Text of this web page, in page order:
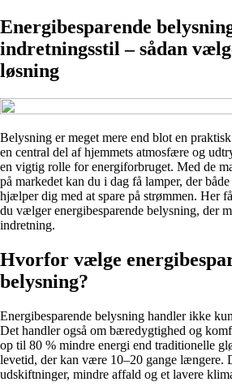
Energibesparende
indretningsstil – sådan
løsning
Belysning er meget mere end blot en
en central del af hjemmets atmosfære og
en vigtig rolle for energiforbruget. Med de
på markedet kan du i dag få lamper, der
hjælper dig med at spare på strømmen. Her
du vælger energibesparende belysning, der
indretning.
Hvorfor vælge
belysning?
Energibesparende belysning handler ikke
Det handler også om bæredygtighed og
op til 80 % mindre energi end traditionelle
levetid, der kan være 10–20 gange længere.
udskiftninger, mindre affald og et lavere